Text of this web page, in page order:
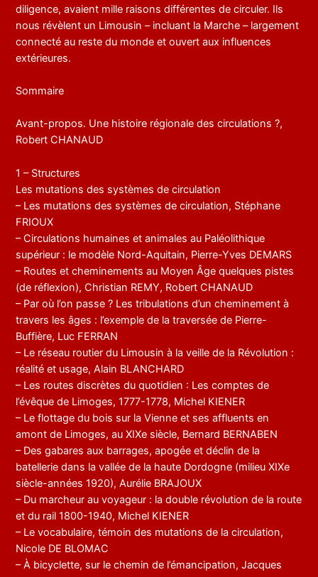
diligence, avaient mille raisons différentes de circuler. Ils
nous révèlent un Limousin – incluant la Marche – largement
connecté au reste du monde et ouvert aux influences
extérieures.
Sommaire
Avant-propos. Une histoire régionale des circulations ?,
Robert CHANAUD
1 – Structures
Les mutations des systèmes de circulation
– Les mutations des systèmes de circulation, Stéphane
FRIOUX
– Circulations humaines et animales au Paléolithique
supérieur : le modèle Nord-Aquitain, Pierre-Yves DEMARS
– Routes et cheminements au Moyen Âge quelques pistes
(de réflexion), Christian REMY, Robert CHANAUD
– Par où l’on passe ? Les tribulations d’un cheminement à
travers les âges : l’exemple de la traversée de Pierre-
Buffière, Luc FERRAN
– Le réseau routier du Limousin à la veille de la Révolution :
réalité et usage, Alain BLANCHARD
– Les routes discrètes du quotidien : Les comptes de
l’évêque de Limoges, 1777-1778, Michel KIENER
– Le flottage du bois sur la Vienne et ses affluents en
amont de Limoges, au XIXe siècle, Bernard BERNABEN
– Des gabares aux barrages, apogée et déclin de la
batellerie dans la vallée de la haute Dordogne (milieu XIXe
siècle-années 1920), Aurélie BRAJOUX
– Du marcheur au voyageur : la double révolution de la route
et du rail 1800-1940, Michel KIENER
– Le vocabulaire, témoin des mutations de la circulation,
Nicole DE BLOMAC
– À bicyclette, sur le chemin de l’émancipation, Jacques